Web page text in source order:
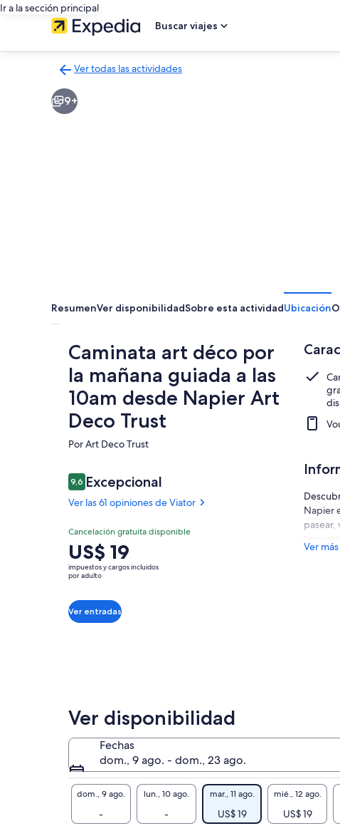
Ir a la sección principal
Buscar viajes
Ver todas las actividades
a
la
9+
ResumenVer disponibilidadSobre esta actividadUbicación
Caminata art déco por
la mañana guiada a las
10am desde Napier Art
Deco Trust
Por Art Deco Trust
Opiniones
9,69,6 de 10
Excepcional
Ver las 61 opiniones de Viator
9.69.6 de 10
Excepcional
Ver las 61
opiniones
de Viator
Cancelación gratuita disponible
El
precio
es
US$ 19.
por
US$ 19
impuestos y cargos incluidos
por adulto
Ver entradas
Napier
pasear,
centro
Ver más
Ver disponibilidad
Fechas
dom., 9 ago. - dom., 23 ago.
dom., 9 ago.
-
lun., 10 ago.
-
mar., 11 ago.
US$ 19
mié., 12 ago.
US$ 19